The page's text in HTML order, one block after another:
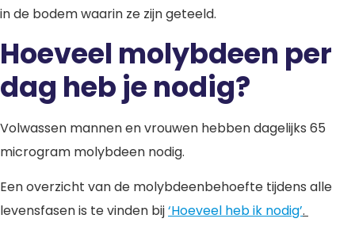
in de bodem waarin ze zijn geteeld.
Hoeveel molybdeen per
dag heb je nodig?
Volwassen mannen en vrouwen hebben dagelijks 65
microgram molybdeen nodig.
Een overzicht van de molybdeenbehoefte tijdens alle
levensfasen is te vinden bij‘Hoeveel heb ik nodig’.